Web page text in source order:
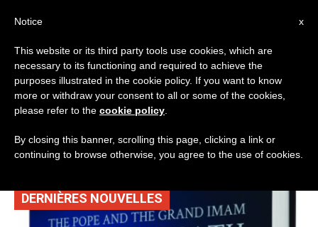
TAG
Posts Tagged ‘الإمام
الأكبر’
DERNIÈRES NOUVELLES
x
Notice
This website or its third party tools use cookies, which are
necessary to its functioning and required to achieve the
purposes illustrated in the cookie policy. If you want to know
more or withdraw your consent to all or some of the cookies,
please refer to the cookie policy
By closing this banner, scrolling this page, clicking a link or
continuing to browse otherwise, you agree to the use of cookies.